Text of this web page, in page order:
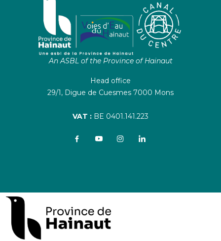
An ASBL of the Province of Hainaut
Head office
29/1, Digue de Cuesmes 7000 Mons
VAT : BE 0401.141.223